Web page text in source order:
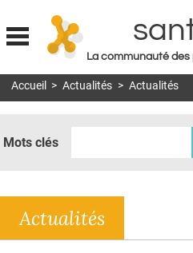
Jump to
La communauté
MON COMPTE
DOSSIERS
RÉSEAUX
Accueil > Actualités > Actualités
Mots clés
Actualités